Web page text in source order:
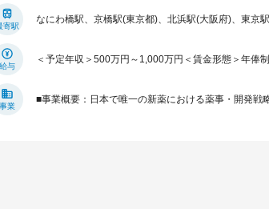
寄駅
なにわ橋駅、京橋駅(東京都)、北浜駅(大阪府)、東京
給与
＜予定年収＞500万円～1,000万円＜賃金形態＞年俸
事業
■事業概要：日本で唯一の新薬における薬事・開発